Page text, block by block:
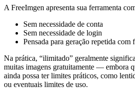
A FreeImgen apresenta sua ferramenta
Sem necessidade de conta
Sem necessidade de login
Pensada para geração repetida com
Na prática, “ilimitado” geralmente
muitas imagens gratuitamente — embora
ainda possa ter limites práticos, como
ou eventuais limites de uso.